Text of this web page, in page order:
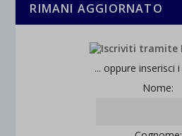
RIMANI AGGIORNATO
... oppure inserisci
Nome: